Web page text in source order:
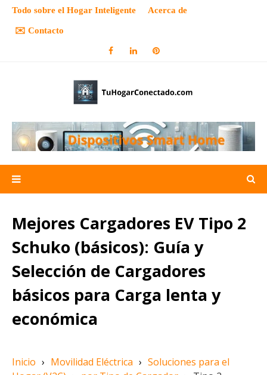
Todo sobre el Hogar Inteligente Acerca de
✉️ Contacto
Mejores Cargadores EV Tipo 2
Schuko (básicos): Guía y
Selección de Cargadores
básicos para Carga lenta y
económica
Inicio › Movilidad Eléctrica › Soluciones para el